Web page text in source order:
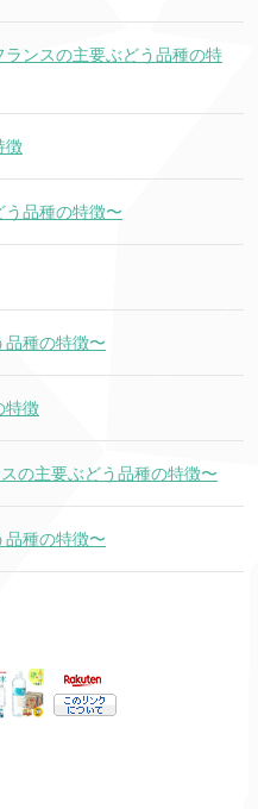
ンスの主要ぶどう品種の特
徴
品種の特徴〜
品種の特徴〜
特徴
の主要ぶどう品種の特徴〜
品種の特徴〜